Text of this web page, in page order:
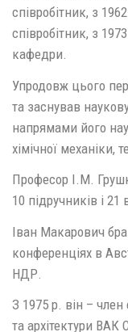
співробітник, з
співробітник, з
кафедри.
Упродовж цього
та заснував
напрямами його
хімічної механіки,
Професор І.М.
10 підручників і 21
Іван Макарович
конференціях в
НДР.
З 1975 р. він –
та архітектури ВАК